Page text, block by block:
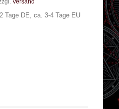
Versand
Tage DE, ca. 3-4 Tage EU